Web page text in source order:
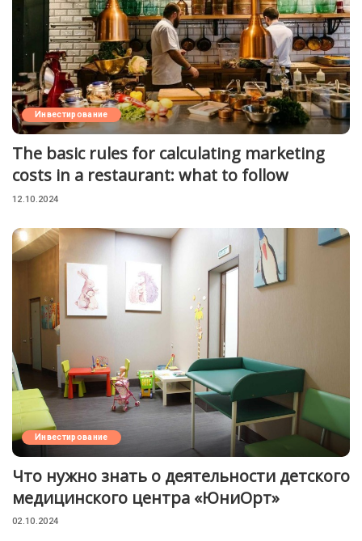
Инвестирование
The basic rules for calculating marketing
costs in a restaurant: what to follow
12.10.2024
Инвестирование
Что нужно знать о деятельности детского
медицинского центра «ЮниОрт»
02.10.2024